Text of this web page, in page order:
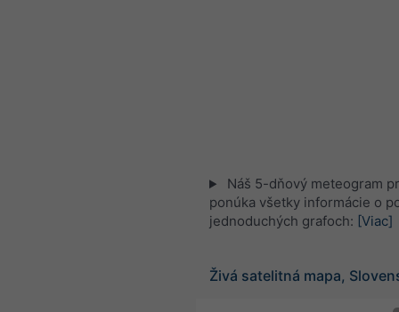
Náš 5-dňový meteogram
ponúka všetky informácie o
jednoduchých grafoch: [Viac]
Živá satelitná mapa,